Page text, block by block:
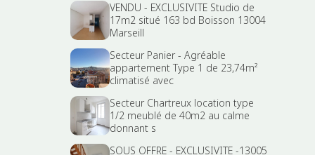
VENDU - EXCLUSIVITE Studio de
17m2 situé 163 bd Boisson 13004
Marseill
Secteur Panier - Agréable
appartement Type 1 de 23,74m²
climatisé avec
Secteur Chartreux location type
1/2 meublé de 40m2 au calme
donnant s
SOUS OFFRE - EXCLUSIVITE -13005